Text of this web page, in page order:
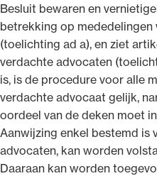
Besluit bewaren en
betrekking op
(toelichting ad a), en ziet
verdachte advocaten
is, is de procedure voor alle
verdachte advocaat gelijk,
oordeel van de deken moet
Aanwijzing enkel bestemd is
advocaten, kan worden
Daaraan kan worden